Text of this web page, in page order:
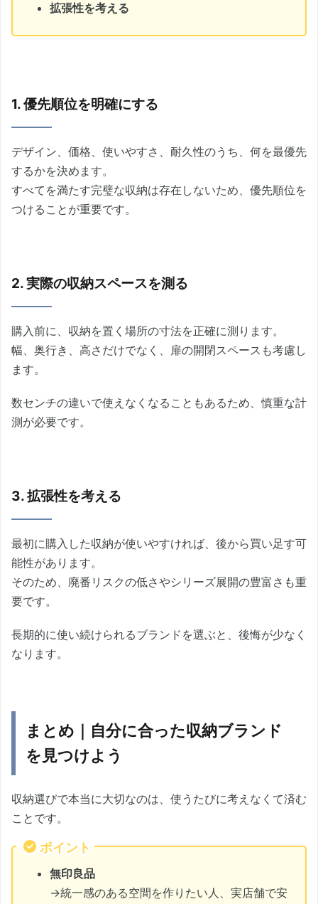
拡張性を考える
1. 優先順位を明確にする
デザイン、価格、使いやすさ、耐久性のうち、何を最優先
するかを決めます。
すべてを満たす完璧な収納は存在しないため、優先順位を
つけることが重要です。
2. 実際の収納スペースを測る
購入前に、収納を置く場所の寸法を正確に測ります。
幅、奥行き、高さだけでなく、扉の開閉スペースも考慮し
ます。
数センチの違いで使えなくなることもあるため、慎重な計
測が必要です。
3. 拡張性を考える
最初に購入した収納が使いやすければ、後から買い足す可
能性があります。
そのため、廃番リスクの低さやシリーズ展開の豊富さも重
要です。
長期的に使い続けられるブランドを選ぶと、後悔が少なく
なります。
まとめ｜自分に合った収納ブランド
を見つけよう
収納選びで本当に大切なのは、使うたびに考えなくて済む
ことです。
ポイント
無印良品
→統一感のある空間を作りたい人、実店舗で安